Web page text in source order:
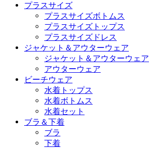
プラスサイズ
プラスサイズボトムス
プラスサイズトップス
プラスサイズドレス
ジャケット＆アウターウェア
ジャケット＆アウターウェア
アウターウェア
ビーチウェア
水着トップス
水着ボトムス
水着セット
ブラ＆下着
ブラ
下着